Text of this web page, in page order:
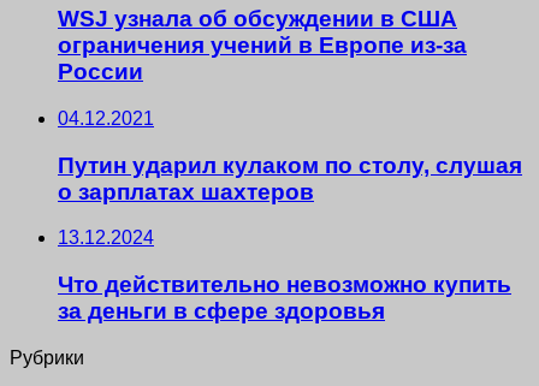
WSJ узнала об обсуждении в США
ограничения учений в Европе из-за
России
04.12.2021
Путин ударил кулаком по столу, слушая
о зарплатах шахтеров
13.12.2024
Что действительно невозможно купить
за деньги в сфере здоровья
Рубрики